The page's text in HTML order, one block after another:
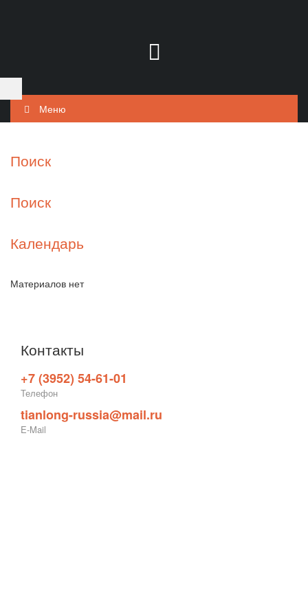
Меню
Поиск
Поиск
Календарь
Материалов нет
Контакты
+7 (3952) 54-61-01
Телефон
tianlong-russia@mail.ru
E-Mail